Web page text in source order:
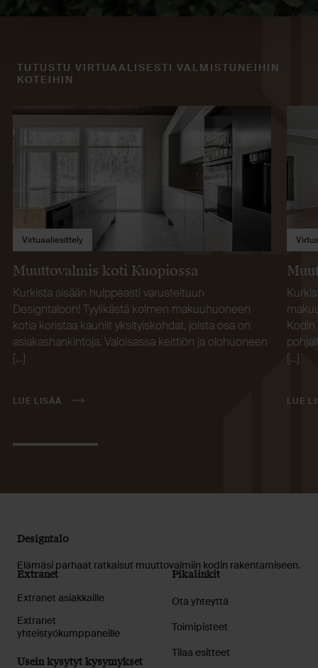
TUTUSTU VIRTUAALISESTI VALMISTUNEIHIN
KOTEIHIN
Virtuaaliesittely
Muuttovalmis koti Kuopiossa
Kurkista sisään hulppeasti varusteltuun
Designtaloon! Tyylikästä kolmen makuuhuoneen
kotia koristaa kauniit yksityiskohdat, joista osa on
asiakashankintoja. Valoisassa keittiön ja olohuoneen
[…]
LUE LISÄÄ
[…]
LUE
Designtalo
Elämäsi parhaat ratkaisut muuttovalmiin kodin rakentamiseen.
Extranet
Extranet asiakkaille
Extranet
yhteistyökumppaneille
Usein kysytyt kysymykset
Pikalinkit
Ota yhteyttä
Toimipisteet
Tilaa esitteet